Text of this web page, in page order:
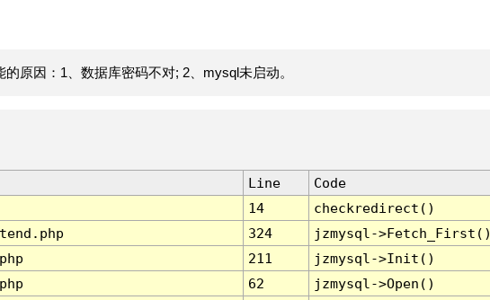
原因：1、数据库密码不对; 2、mysql未启动。
Line
Code
14
checkredirect()
324
jzmysql-
211
jzmysql->Init()
62
jzmysql->Open()